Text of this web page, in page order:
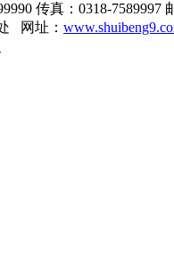
传真：0318-7589997
网址：